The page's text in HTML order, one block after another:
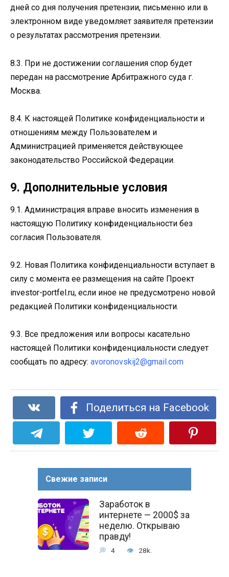
дней со дня получения претензии, письменно или в
электронном виде уведомляет заявителя претензии
о результатах рассмотрения претензии.
8.3. При не достижении соглашения спор будет
передан на рассмотрение Арбитражного суда г.
Москва.
8.4. К настоящей Политике конфиденциальности и
отношениям между Пользователем и
Администрацией применяется действующее
законодательство Российской Федерации.
9. Дополнительные условия
9.1. Администрация вправе вносить изменения в
настоящую Политику конфиденциальности без
согласия Пользователя.
9.2. Новая Политика конфиденциальности вступает в
силу с момента ее размещения на сайте Проект
investor-portfel.ru, если иное не предусмотрено новой
редакцией Политики конфиденциальности.
9.3. Все предложения или вопросы касательно
настоящей Политики конфиденциальности следует
сообщать по адресу: avoronovskij2@gmail.com
Поделиться на Facebook
Свежие записи
Заработок в
интернете — 2000$ за
неделю. Открываю
правду!
4 28k.